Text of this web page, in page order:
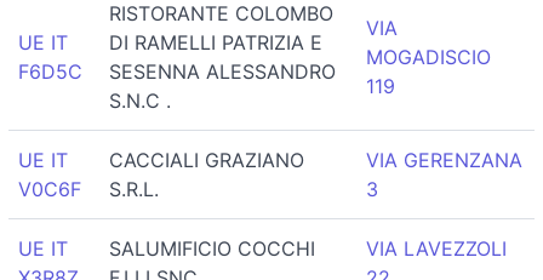
UE IT
F6D5C
RISTORANTE COLOMBO
DI RAMELLI PATRIZIA E
SESENNA ALESSANDRO
S.N.C .
VIA
MOGADISCIO
119
UE IT
V0C6F
CACCIALI GRAZIANO
S.R.L.
VIA GERENZANA
3
UE IT
SALUMIFICIO COCCHI
VIA LAVEZZOLI